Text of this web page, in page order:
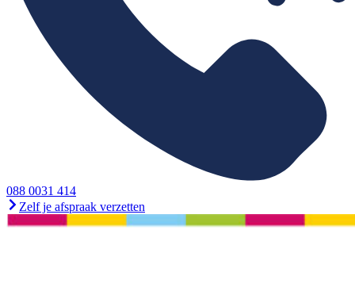
088 0031 414
Zelf je afspraak verzetten